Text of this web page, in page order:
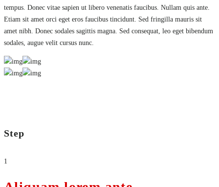
tempus. Donec vitae sapien ut libero venenatis faucibus. Nullam quis ante.
Etiam sit amet orci eget eros faucibus tincidunt. Sed fringilla mauris sit
amet nibh. Donec sodales sagittis magna. Sed consequat, leo eget bibendum
sodales, augue velit cursus nunc.
Step
1